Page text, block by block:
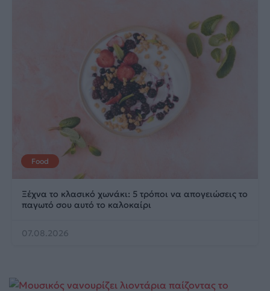
Food
Ξέχνα το κλασικό χωνάκι: 5 τρόποι να απογειώσεις το
παγωτό σου αυτό το καλοκαίρι
07.08.2026